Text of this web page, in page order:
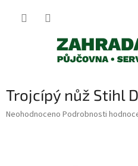
Trojcípý nůž Stihl
Průměrné
Neohodnoceno Podrobnosti